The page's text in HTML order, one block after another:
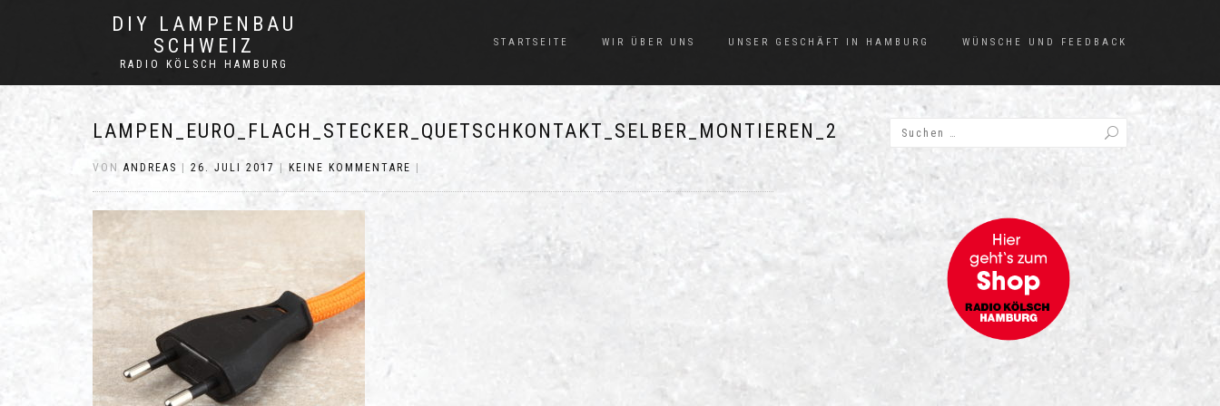
DIY LAMPENBAU
SCHWEIZ
RADIO KÖLSCH HAMBURG
STARTSEITE WIR ÜBER UNS UNSER GESCHÄFT IN HAMBURG WÜNSCHE UND FEEDBACK
LAMPEN_EURO_FLACH_STECKER_QUETSCHKONTAKT_SELBER_MONTIEREN_2
VON ANDREAS 26. JULI 2017 KEINE KOMMENTARE